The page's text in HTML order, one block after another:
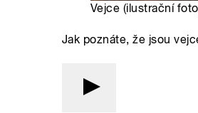
Vejce (ilustrační
Jak poznáte, že jsou